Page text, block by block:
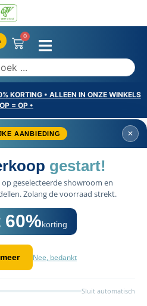
0
KORTING • ALLEEN IN ONZE WINKELS
= OP •
AANBIEDING ✕
gestart!
geselecteerde showroom en
Zolang de voorraad strekt.
60%korting
Nee, bedankt
Sluit automatisch
Hoeslaken Saiko – Matras